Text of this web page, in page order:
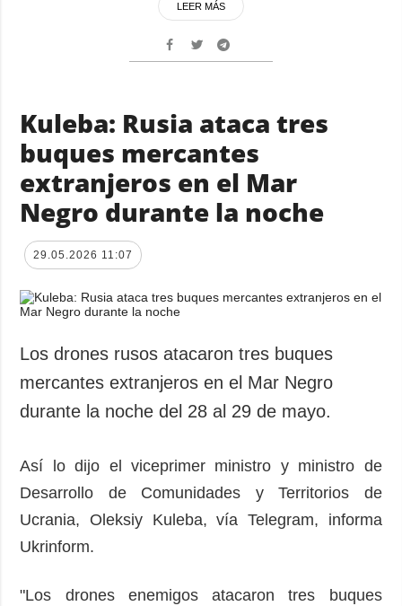
LEER MÁS
Kuleba: Rusia ataca tres
buques mercantes
extranjeros en el Mar
Negro durante la noche
29.05.2026 11:07
Los drones rusos atacaron tres buques
mercantes extranjeros en el Mar Negro
durante la noche del 28 al 29 de mayo.
Así lo dijo el viceprimer ministro y ministro de
Desarrollo de Comunidades y Territorios de
Ucrania, Oleksiy Kuleba, vía Telegram, informa
Ukrinform.
"Los drones enemigos atacaron tres buques